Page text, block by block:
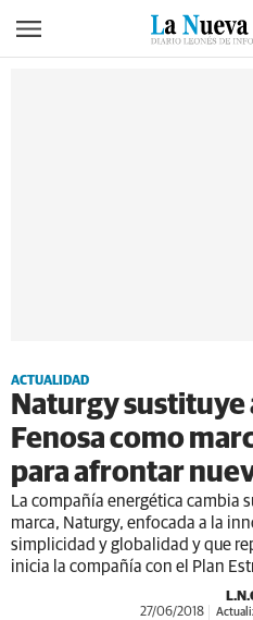
ACTUALIDAD
Naturgy sustituye
Fenosa como
para afrontar
La compañía energética cambia
marca, Naturgy, enfocada a la
simplicidad y globalidad y que
inicia la compañía con el Plan
27/06/2018